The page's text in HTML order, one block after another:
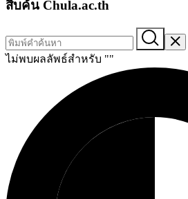
สืบค้น Chula.ac.th
ไม่พบผลลัพธ์สำหรับ ""